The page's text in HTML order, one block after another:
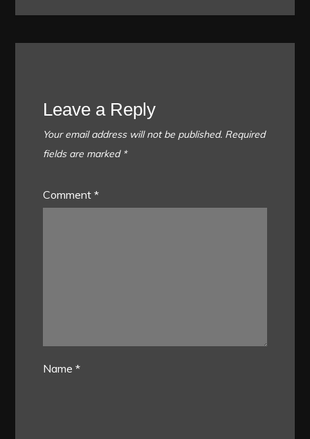
Leave a Reply
Your email address will not be published. Required
fields are marked *
Comment*
Name*